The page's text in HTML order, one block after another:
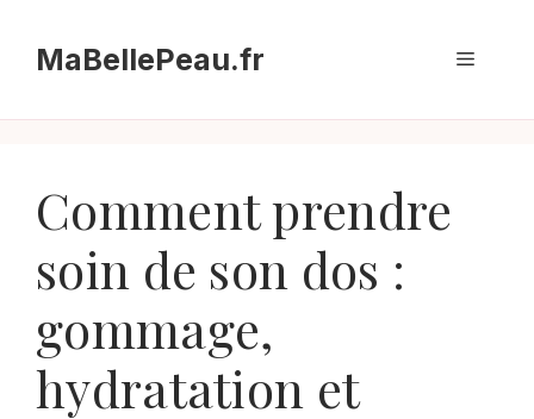
contenuMaBellePeau.fr Menu
Comment prendre
soin de son dos :
gommage,
hydratation et